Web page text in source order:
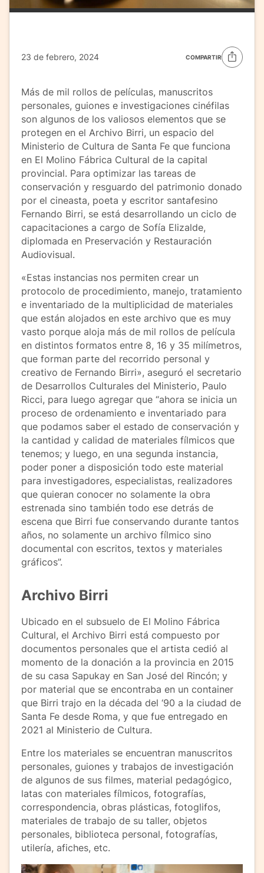
23 de febrero, 2024 COMPARTIR
Más de mil rollos de películas, manuscritos
personales, guiones e investigaciones cinéfilas
son algunos de los valiosos elementos que se
protegen en el Archivo Birri, un espacio del
Ministerio de Cultura de Santa Fe que funciona
en El Molino Fábrica Cultural de la capital
provincial. Para optimizar las tareas de
conservación y resguardo del patrimonio donado
por el cineasta, poeta y escritor santafesino
Fernando Birri, se está desarrollando un ciclo de
capacitaciones a cargo de Sofía Elizalde,
diplomada en Preservación y Restauración
Audiovisual.
«Estas instancias nos permiten crear un
protocolo de procedimiento, manejo, tratamiento
e inventariado de la multiplicidad de materiales
que están alojados en este archivo que es muy
vasto porque aloja más de mil rollos de película
en distintos formatos entre 8, 16 y 35 milímetros,
que forman parte del recorrido personal y
creativo de Fernando Birri», aseguró el secretario
de Desarrollos Culturales del Ministerio, Paulo
Ricci, para luego agregar que “ahora se inicia un
proceso de ordenamiento e inventariado para
que podamos saber el estado de conservación y
la cantidad y calidad de materiales fílmicos que
tenemos; y luego, en una segunda instancia,
poder poner a disposición todo este material
para investigadores, especialistas, realizadores
que quieran conocer no solamente la obra
estrenada sino también todo ese detrás de
escena que Birri fue conservando durante tantos
años, no solamente un archivo fílmico sino
documental con escritos, textos y materiales
gráficos”.
Archivo Birri
Ubicado en el subsuelo de El Molino Fábrica
Cultural, el Archivo Birri está compuesto por
documentos personales que el artista cedió al
momento de la donación a la provincia en 2015
de su casa Sapukay en San José del Rincón; y
por material que se encontraba en un container
que Birri trajo en la década del ‘90 a la ciudad de
Santa Fe desde Roma, y que fue entregado en
2021 al Ministerio de Cultura.
Entre los materiales se encuentran manuscritos
personales, guiones y trabajos de investigación
de algunos de sus filmes, material pedagógico,
latas con materiales fílmicos, fotografías,
correspondencia, obras plásticas, fotoglifos,
materiales de trabajo de su taller, objetos
personales, biblioteca personal, fotografías,
utilería, afiches, etc.